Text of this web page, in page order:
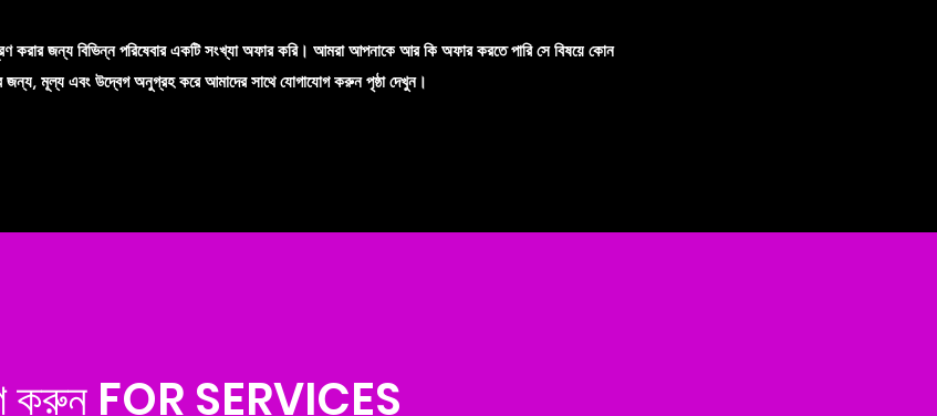
করার জন্য বিভিন্ন পরিষেবার একটি সংখ্যা অফার করি। আমরা আপনাকে আর কি অফার করতে পারি সে বিষয়ে কোন
জন্য, মূল্য এবং উদ্বেগ অনুগ্রহ করে আমাদের সাথে যোগাযোগ করুন পৃষ্ঠা দেখুন।
করুন FOR SERVICES